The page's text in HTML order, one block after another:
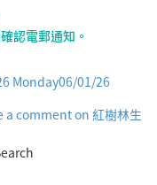
認電郵通知。
Monday06/01/26
a commenton 紅樹林生